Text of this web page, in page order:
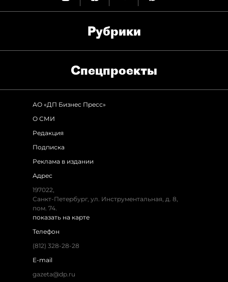
Рубрики
Спец­проекты
АО «ДП Бизнес Пресс»
О СМИ
Редакция
Подписка
Реклама в издании
Адрес
197022,
Санкт-Петербург, ул. Инструментальная, д. 8,
пом. 74.
показать на карте
Телефон
(812) 328-28-28
E-mail
gazeta@dp.ru